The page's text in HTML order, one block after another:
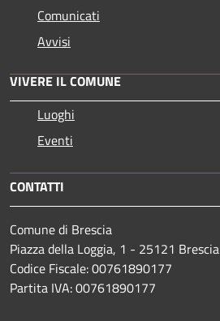
Comunicati
Avvisi
VIVERE IL COMUNE
Luoghi
Eventi
CONTATTI
Comune di Brescia
Piazza della Loggia, 1 - 25121 Brescia
Codice Fiscale: 00761890177
Partita IVA: 00761890177